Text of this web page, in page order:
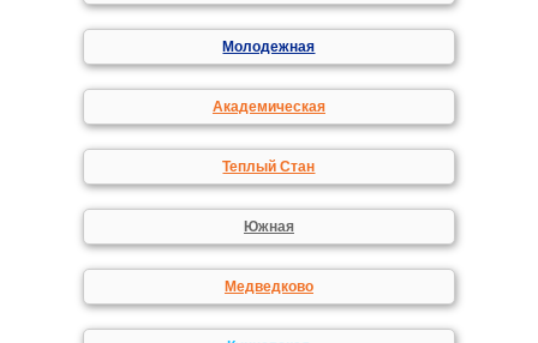
Молодежная
Академическая
Теплый Стан
Южная
Медведково